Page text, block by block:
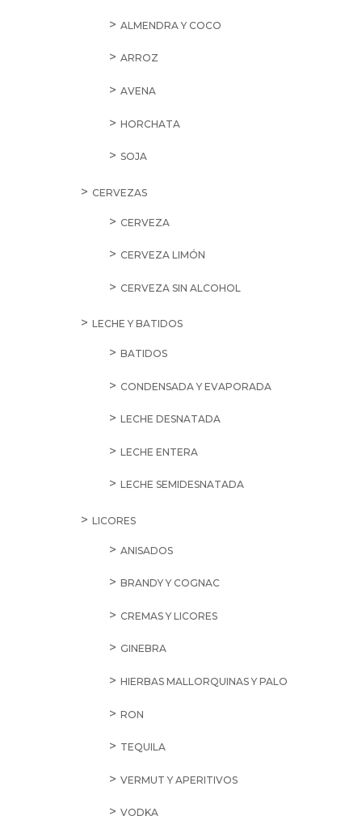
ALMENDRA Y COCO
ARROZ
AVENA
HORCHATA
SOJA
CERVEZAS
CERVEZA
CERVEZA LIMÓN
CERVEZA SIN ALCOHOL
LECHE Y BATIDOS
BATIDOS
CONDENSADA Y EVAPORADA
LECHE DESNATADA
LECHE ENTERA
LECHE SEMIDESNATADA
LICORES
ANISADOS
BRANDY Y COGNAC
CREMAS Y LICORES
GINEBRA
HIERBAS MALLORQUINAS Y PALO
RON
TEQUILA
VERMUT Y APERITIVOS
VODKA